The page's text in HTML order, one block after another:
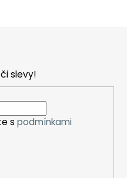
slevy!
s podmínkami